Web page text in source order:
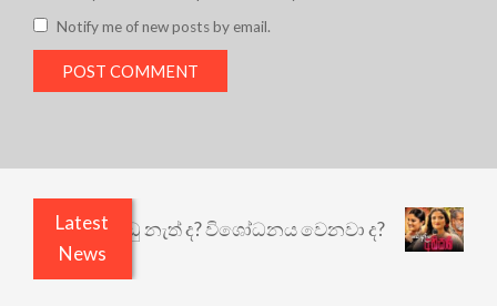
Notify me of new posts by email.
Latest
News
ඇතුළෙයි කුඩු නැත් ද? විශෝධනය වෙනවා ද?